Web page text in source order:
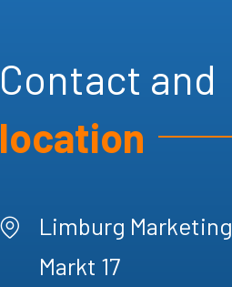
Contact and
location
Limburg Marketing
Markt 17